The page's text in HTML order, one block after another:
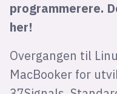
programmerere.
her!
Overgangen til
MacBooker for